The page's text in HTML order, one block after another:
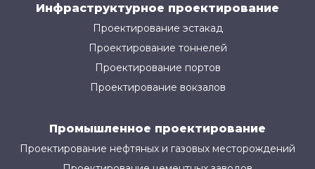
Инфраструктурное проектирование
Проектирование эстакад
Проектирование тоннелей
Проектирование портов
Проектирование вокзалов
Промышленное проектирование
Проектирование нефтяных и газовых месторождений